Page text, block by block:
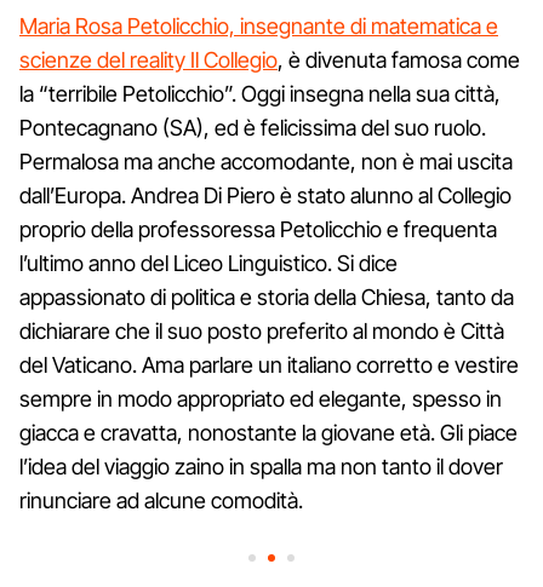
Maria Rosa Petolicchio, insegnante di matematica e
scienze del reality Il Collegio, è divenuta famosa come
la “terribile Petolicchio”. Oggi insegna nella sua città,
Pontecagnano (SA), ed è felicissima del suo ruolo.
Permalosa ma anche accomodante, non è mai uscita
dall’Europa. Andrea Di Piero è stato alunno al Collegio
proprio della professoressa Petolicchio e frequenta
l’ultimo anno del Liceo Linguistico. Si dice
appassionato di politica e storia della Chiesa, tanto da
dichiarare che il suo posto preferito al mondo è Città
del Vaticano. Ama parlare un italiano corretto e vestire
sempre in modo appropriato ed elegante, spesso in
giacca e cravatta, nonostante la giovane età. Gli piace
l’idea del viaggio zaino in spalla ma non tanto il dover
rinunciare ad alcune comodità.